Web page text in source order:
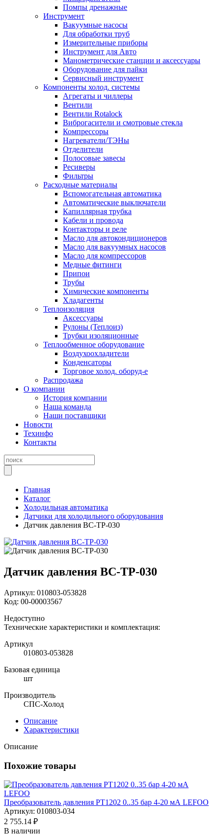
Помпы дренажные
Инструмент
Вакуумные насосы
Для обработки труб
Измерительные приборы
Инструмент для Авто
Манометрические станции и аксессуары
Оборудование для пайки
Сервисный инструмент
Компоненты холод. системы
Агрегаты и чиллеры
Вентили
Вентили Rotalock
Виброгасители и смотровые стекла
Компрессоры
Нагреватели/ТЭНы
Отделители
Полосовые завесы
Ресиверы
Фильтры
Расходные материалы
Вспомогательная автоматика
Автоматические выключатели
Капиллярная трубка
Кабели и провода
Контакторы и реле
Масло для автокондиционеров
Масло для вакуумных насосов
Масло для компрессоров
Медные фитинги
Припои
Трубы
Химические компоненты
Хладагенты
Теплоизоляция
Аксессуары
Рулоны (Теплоиз)
Трубки изоляционные
Теплообменное оборудование
Воздухоохладители
Конденсаторы
Торговое холод. оборуд-е
Распродажа
О компании
История компании
Наша команда
Наши поставщики
Новости
Техинфо
Контакты
Главная
Каталог
Холодильная автоматика
Датчики для холодильного оборудования
Датчик давления BC-TP-030
Датчик давления BC-TP-030
Артикул: 010803-053828
Код: 00-00003567
Недоступно
Технические характеристики и комплектация:
Артикул
010803-053828
Базовая единица
шт
Производитель
СПС-Холод
Описание
Характеристики
Описание
Похожие товары
Преобразователь давления PT1202 0..35 бар 4-20 мА LEFOO
Артикул: 010803-034
2 755.14 ₽
В наличии